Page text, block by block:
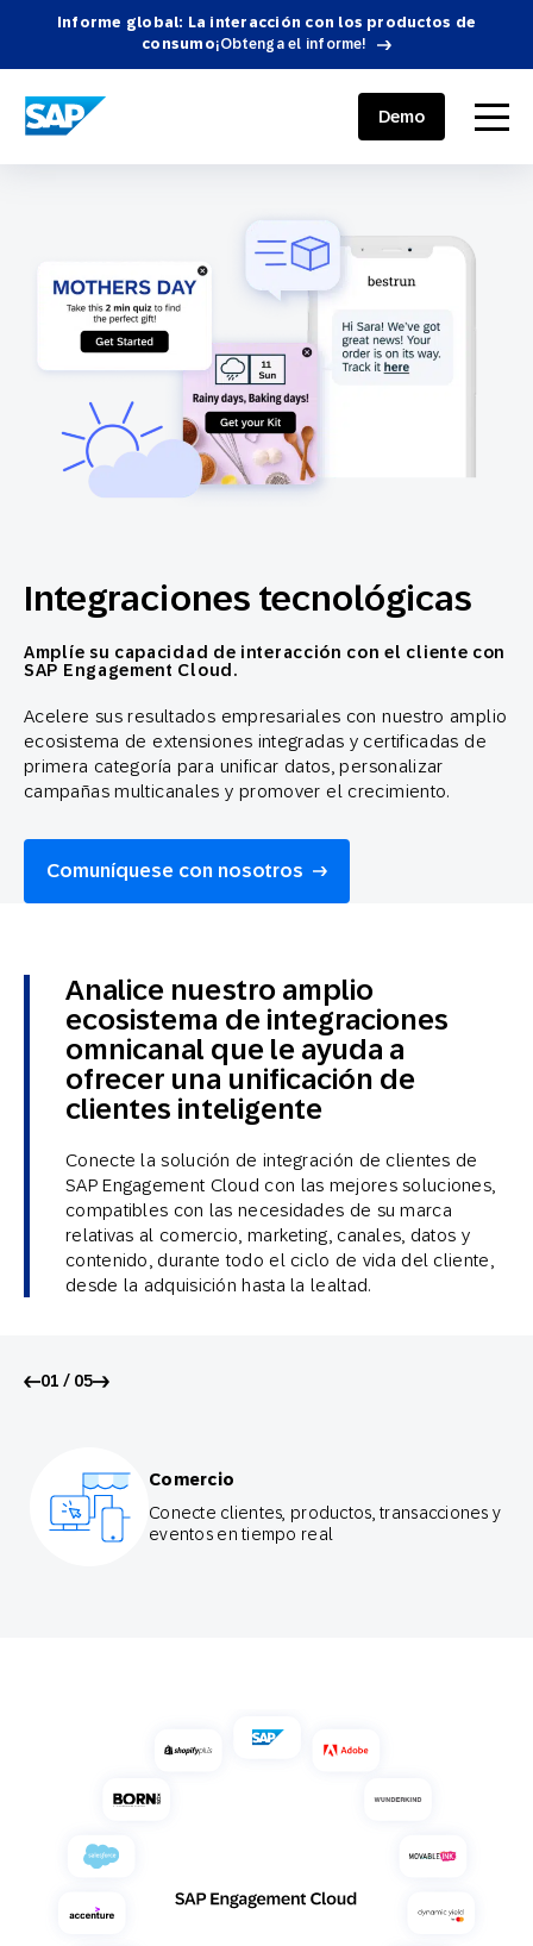
Informe global: La interacción con los productos de
consumo¡Obtenga el informe!
SAP ENGAGEMENT CLOUD menu
Demo
Integraciones tecnológicas
Amplíe su capacidad de interacción con el cliente con
SAP Engagement Cloud.
Acelere sus resultados empresariales con nuestro amplio
ecosistema de extensiones integradas y certificadas de
primera categoría para unificar datos, personalizar
campañas multicanales y promover el crecimiento.
Comuníquese con nosotros
Analice nuestro amplio
ecosistema de integraciones
omnicanal que le ayuda a
ofrecer una unificación de
clientes inteligente
Conecte la solución de integración de clientes de
SAP Engagement Cloud con las mejores soluciones,
compatibles con las necesidades de su marca
relativas al comercio, marketing, canales, datos y
contenido, durante todo el ciclo de vida del cliente,
desde la adquisición hasta la lealtad.
01 / 05
Comercio
Conecte clientes, productos, transacciones y
eventos en tiempo real